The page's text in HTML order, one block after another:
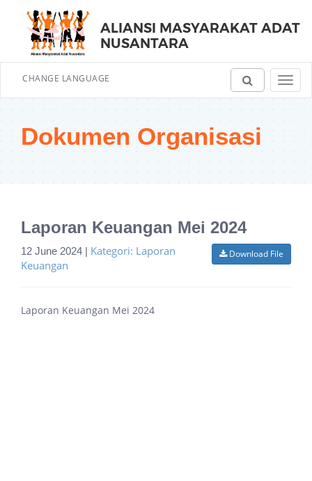
ALIANSI MASYARAKAT ADAT
NUSANTARA
CHANGE LANGUAGE
Dokumen Organisasi
Laporan Keuangan Mei 2024
Download File
12 June 2024 | Kategori: Laporan
Keuangan
Laporan Keuangan Mei 2024